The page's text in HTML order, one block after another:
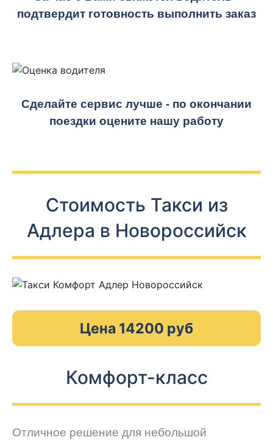
подтвердит готовность выполнить заказ
Сделайте сервис лучше - по окончании
поездки оцените нашу работу
Стоимость Такси из
Адлера в Новороссийск
Цена 14200 руб
Комфорт-класс
Отличное решение для небольшой